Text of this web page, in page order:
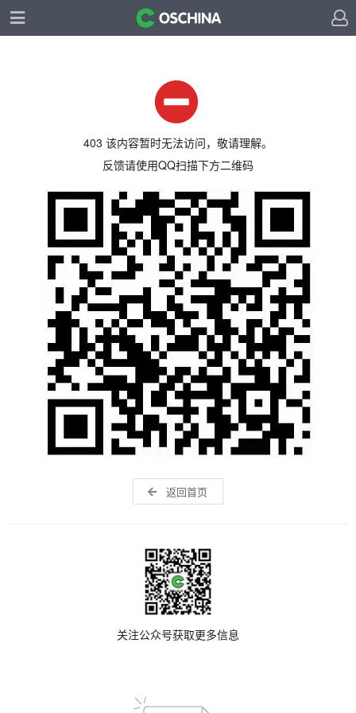
403 该内容暂时无法访问，敬请理解。
反馈请使用QQ扫描下方二维码
返回首页
关注公众号获取更多信息